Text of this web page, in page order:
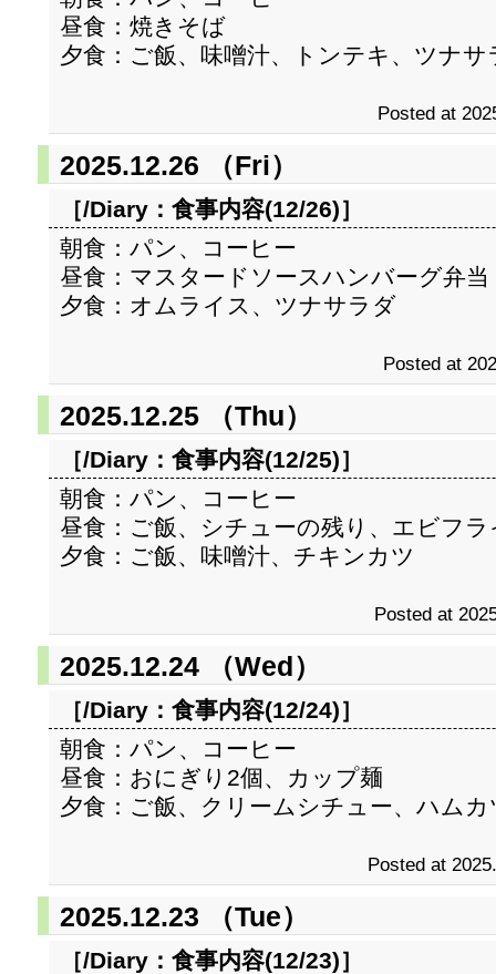
昼食：焼きそば
夕食：ご飯、味噌汁、トンテキ、ツナサ
Posted at
2025.12.26 （Fri）
［/Diary： 食事内容(12/26)］
朝食：パン、コーヒー
昼食：マスタードソースハンバーグ弁当
夕食：オムライス、ツナサラダ
Posted at
2025.12.25 （Thu）
［/Diary： 食事内容(12/25)］
朝食：パン、コーヒー
昼食：ご飯、シチューの残り、エビフラ
夕食：ご飯、味噌汁、チキンカツ
Posted at
2025.12.24 （Wed）
［/Diary： 食事内容(12/24)］
朝食：パン、コーヒー
昼食：おにぎり2個、カップ麺
夕食：ご飯、クリームシチュー、ハム
Posted at
2025.12.23 （Tue）
［/Diary： 食事内容(12/23)］